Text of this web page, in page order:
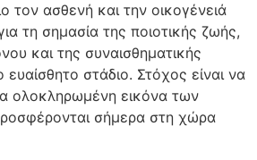
τον ασθενή και την οικογένειά
τη σημασία της ποιοτικής ζωής,
και της συναισθηματικής
ευαίσθητο στάδιο. Στόχος είναι να
ολοκληρωμένη εικόνα των
σήμερα στη χώρα